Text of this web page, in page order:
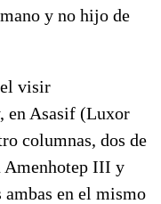
y no hijo de
visir
en Asasif (Luxor
columnas, dos de
Amenhotep III y
ambas en el mismo